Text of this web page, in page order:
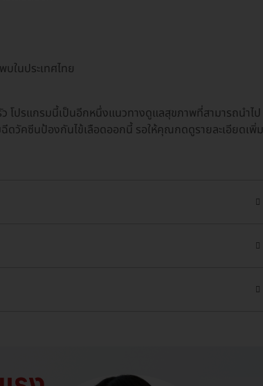
ในประเทศไทย
โปรแกรมนี้เป็นอีกหนึ่งแนวทางดูแลสุขภาพที่สามารถนำไป
ดวัคซีนป้องกันไข้เลือดออกนี้ รอให้คุณกดดูรายละเอียดเพิ่ม